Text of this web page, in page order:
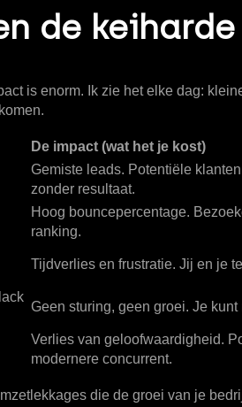
de
is enorm. Ik zie het elke dag:
De impact (wat het je kost)
Gemiste leads. Potentiële
zonder resultaat.
Hoog bouncepercentage.
ranking.
Tijdverlies en frustratie. Jij en je
Geen sturing, geen groei. Je kunt
Verlies van geloofwaardigheid.
modernere concurrent.
die de groei van je